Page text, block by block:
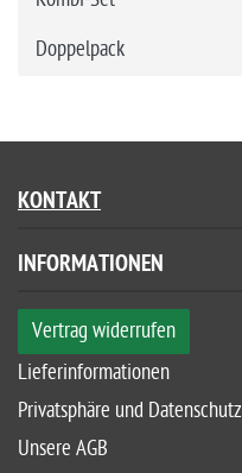
Doppelpack
KONTAKT
INFORMATIONEN
Vertrag widerrufen
Lieferinformationen
Privatsphäre und Datenschutz
Unsere AGB